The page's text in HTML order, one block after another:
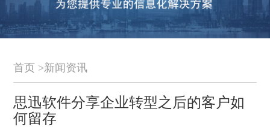
首页 >新闻资讯
思迅软件分享企业转型之后的客户如
何留存